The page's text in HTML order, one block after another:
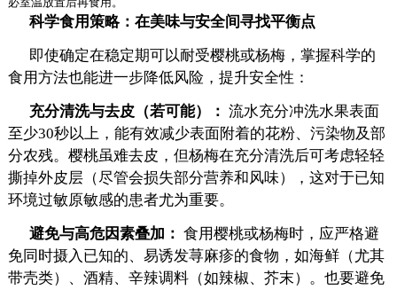
必室温放置后再食用。
科学食用策略：在美味与安全间寻找平衡点
即使确定在稳定期可以耐受樱桃或杨梅，掌握科学的
食用方法也能进一步降低风险，提升安全性：
充分清洗与去皮（若可能）： 流水充分冲洗水果表面
至少30秒以上，能有效减少表面附着的花粉、污染物及部
分农残。樱桃虽难去皮，但杨梅在充分清洗后可考虑轻轻
撕掉外皮层（尽管会损失部分营养和风味），这对于已知
环境过敏原敏感的患者尤为重要。
避免与高危因素叠加： 食用樱桃或杨梅时，应严格避
免同时摄入已知的、易诱发荨麻疹的食物，如海鲜（尤其
带壳类）、酒精、辛辣调料（如辣椒、芥末）。也要避免